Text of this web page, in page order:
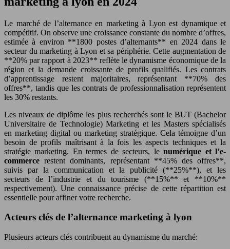
Le marché de l’alternance en marketing à Lyon est dynamique et
compétitif. On observe une croissance constante du nombre d’offres,
estimée à environ **1800 postes d’alternants** en 2024 dans le
secteur du marketing à Lyon et sa périphérie. Cette augmentation de
**20% par rapport à 2023** reflète le dynamisme économique de la
région et la demande croissante de profils qualifiés. Les contrats
d’apprentissage restent majoritaires, représentant **70% des
offres**, tandis que les contrats de professionnalisation représentent
les 30% restants.
Les niveaux de diplôme les plus recherchés sont le BUT (Bachelor
Universitaire de Technologie) Marketing et les Masters spécialisés
en marketing digital ou marketing stratégique. Cela témoigne d’un
besoin de profils maîtrisant à la fois les aspects techniques et la
stratégie marketing. En termes de secteurs, lenumérique et l’e-
commercerestent dominants, représentant **45% des offres**,
suivis par la communication et la publicité (**25%**), et les
secteurs de l’industrie et du tourisme (**15%** et **10%**
respectivement). Une connaissance précise de cette répartition est
essentielle pour affiner votre recherche.
Acteurs clés de l’alternance marketing à lyon
Plusieurs acteurs clés contribuent au dynamisme du marché: